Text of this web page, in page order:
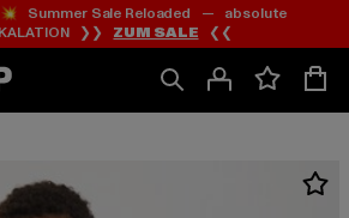
Zum
Inhalt
springen
Zum
Fußzeile
springen
Summer Sale Reloaded — absolute
❯❯ ZUM SALE ❮❮